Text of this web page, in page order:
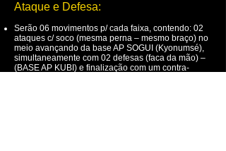
Ataque e Defesa:
Serão 06 movimentos p/ cada faixa, contendo: 02
ataques c/ soco (mesma perna – mesmo braço) no
meio avançando da base AP SOGUI (Kyonumsé),
simultaneamente com 02 defesas (faca da mão) –
(BASE AP KUBI) e finalização com um contra-